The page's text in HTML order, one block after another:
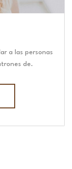
a las personas
de.